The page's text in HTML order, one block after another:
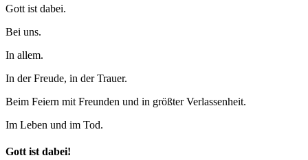
Gott ist dabei.
Bei uns.
In allem.
In der Freude, in der Trauer.
Beim Feiern mit Freunden und in größter Verlassenheit.
Im Leben und im Tod.
Gott ist dabei!